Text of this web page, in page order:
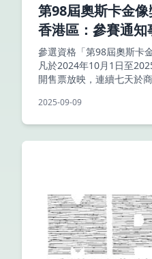
第98屆奧斯卡金
香港區：參賽通知
參選資格「第98屆奧斯卡
凡於2024年10月1日至
開售票放映，連續七天於
2025-09-09